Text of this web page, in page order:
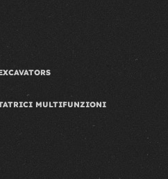
MULTIFUNZIONI